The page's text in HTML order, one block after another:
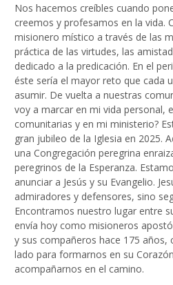
Nos hacemos creíbles cuando
creemos y profesamos en la vida.
misionero místico a través de las
práctica de las virtudes, las
dedicado a la predicación. En el
éste sería el mayor reto que cada
asumir. De vuelta a nuestras
voy a marcar en mi vida personal,
comunitarias y en mi ministerio?
gran jubileo de la Iglesia en 2025.
una Congregación peregrina
peregrinos de la Esperanza.
anunciar a Jesús y su Evangelio.
admiradores y defensores, sino
Encontramos nuestro lugar entre
envía hoy como misioneros
y sus compañeros hace 175 años,
lado para formarnos en su
acompañarnos en el camino.